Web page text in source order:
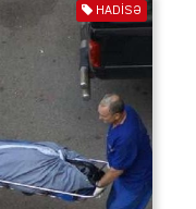
HADISƏ